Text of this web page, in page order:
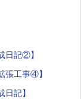
日記②】
張工事④】
記】